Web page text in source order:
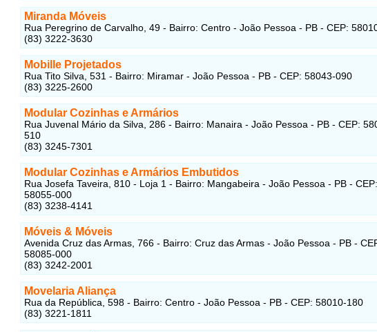
Miranda Móveis
Rua Peregrino de Carvalho, 49 - Bairro: Centro - João Pessoa - PB - CEP:
(83) 3222-3630
Mobille Projetados
Rua Tito Silva, 531 - Bairro: Miramar - João Pessoa - PB - CEP: 58043-090
(83) 3225-2600
Modular Cozinhas e Armários
Rua Juvenal Mário da Silva, 286 - Bairro: Manaira - João Pessoa - PB - CEP:
510
(83) 3245-7301
Modular Cozinhas e Armários Embutidos
Rua Josefa Taveira, 810 - Loja 1 - Bairro: Mangabeira - João Pessoa - PB - CEP:
58055-000
(83) 3238-4141
Móveis & Móveis
Avenida Cruz das Armas, 766 - Bairro: Cruz das Armas - João Pessoa - PB -
58085-000
(83) 3242-2001
Movelaria Aliança
Rua da República, 598 - Bairro: Centro - João Pessoa - PB - CEP: 58010-180
(83) 3221-1811